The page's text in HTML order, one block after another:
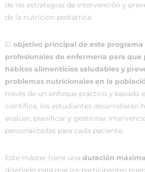
de las estrategias de intervención y
de la nutrición pediátrica.
El objetivo principal de este programa
profesionales de enfermería para
hábitos alimenticios saludables y
problemas nutricionales en la
través de un enfoque práctico y basado
científica, los estudiantes desarrollarán
evaluar, planificar y gestionar
personalizadas para cada paciente.
Este máster tiene una duración
diseñado para que los participantes